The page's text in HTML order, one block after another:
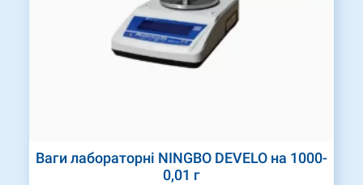
Ваги лабораторні NINGBO DEVELO на 1000-
0,01 г